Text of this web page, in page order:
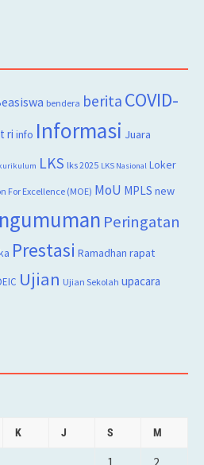
bendera berita COVID-
ri info Informasi Juara
LKS lks 2025 LKS Nasional Loker
For Excellence (MOE) MoU MPLS new
Peringatan
Prestasi Ramadhan rapat
Ujian Ujian Sekolah upacara
K J S M
1
2